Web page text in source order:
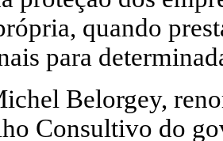
quando
para
Belorgey,
Consultivo do